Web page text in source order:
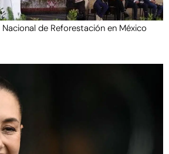
de Reforestación en México